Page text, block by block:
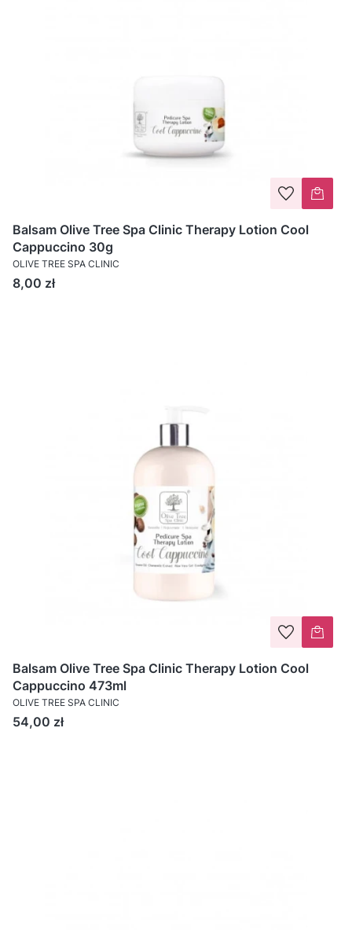
Balsam Olive Tree Spa Clinic Therapy Lotion Cool
Cappuccino 30g
OLIVE TREE SPA CLINIC
Cena
8,00 zł
Balsam Olive Tree Spa Clinic Therapy Lotion Cool
Cappuccino 473ml
OLIVE TREE SPA CLINIC
Cena
54,00 zł